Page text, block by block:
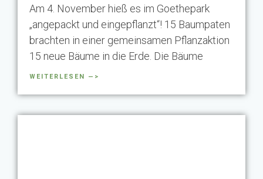
Am 4. November hieß es im Goethepark
„angepackt und eingepflanzt“! 15 Baumpaten
brachten in einer gemeinsamen Pflanzaktion
15 neue Bäume in die Erde. Die Bäume
WEITERLESEN —>